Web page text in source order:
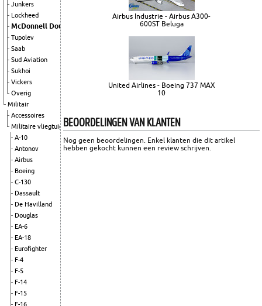
Junkers
Lockheed
McDonnell Douglas
Tupolev
Saab
Sud Aviation
Sukhoi
Vickers
Overig
Militair
Accessoires
Militaire vliegtuigen
A-10
Antonov
Airbus
Boeing
C-130
Dassault
De Havilland
Douglas
EA-6
EA-18
Eurofighter
F-4
F-5
F-14
F-15
F-16
Airbus Industrie - Airbus A300-
600ST Beluga
United Airlines - Boeing 737 MAX
10
BEOORDELINGEN VAN KLANTEN
Nog geen beoordelingen. Enkel klanten die dit artikel
hebben gekocht kunnen een review schrijven.